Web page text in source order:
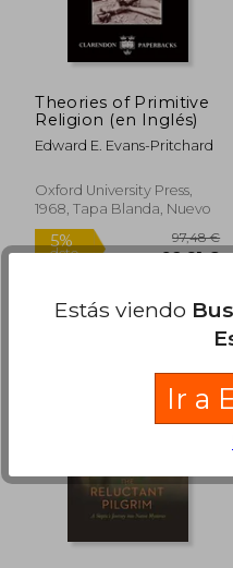
5%
dcto. 30,10
Theories of Primitive
Religion (en Inglés)
Edward E. Evans-Pritchard
Oxford University Press,
1968, Tapa Blanda, Nuevo
Estás viendo
Ir a